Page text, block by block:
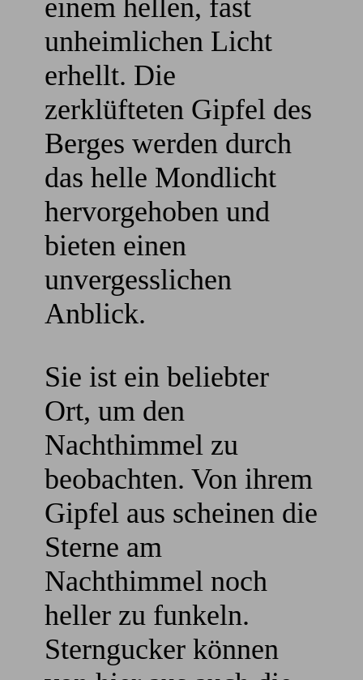
einem hellen, fast
unheimlichen Licht
erhellt. Die
zerklüfteten Gipfel des
Berges werden durch
das helle Mondlicht
hervorgehoben und
bieten einen
unvergesslichen
Anblick.
Sie ist ein beliebter
Ort, um den
Nachthimmel zu
beobachten. Von ihrem
Gipfel aus scheinen die
Sterne am
Nachthimmel noch
heller zu funkeln.
Sterngucker können